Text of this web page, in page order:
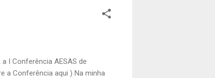
I Conferência AESAS de
a Conferência aqui ) Na minha